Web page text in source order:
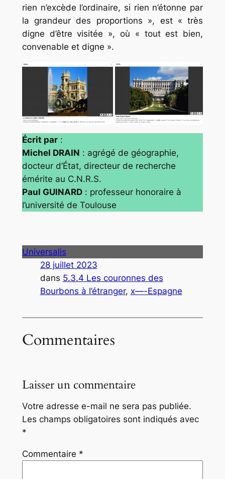
rien n’excède l’ordinaire, si rien n’étonne par
la grandeur des proportions », est « très
digne d’être visitée », où « tout est bien,
convenable et digne ».
Écrit par:
Michel DRAIN : agrégé de géographie,
docteur d’État, directeur de recherche
émérite au C.N.R.S.
Paul GUINARD: professeur honoraire à
l’université de Toulouse
Universalis
28 juillet 2023
dans 5.3.4 Les couronnes des
Bourbons à l’étranger, x—-Espagne
Commentaires
Laisser un commentaire
Votre adresse e-mail ne sera pas publiée.
Les champs obligatoires sont indiqués avec
*
Commentaire *